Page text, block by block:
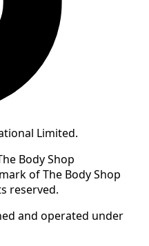
Limited.
Body Shop
of The Body Shop
reserved.
and operated under